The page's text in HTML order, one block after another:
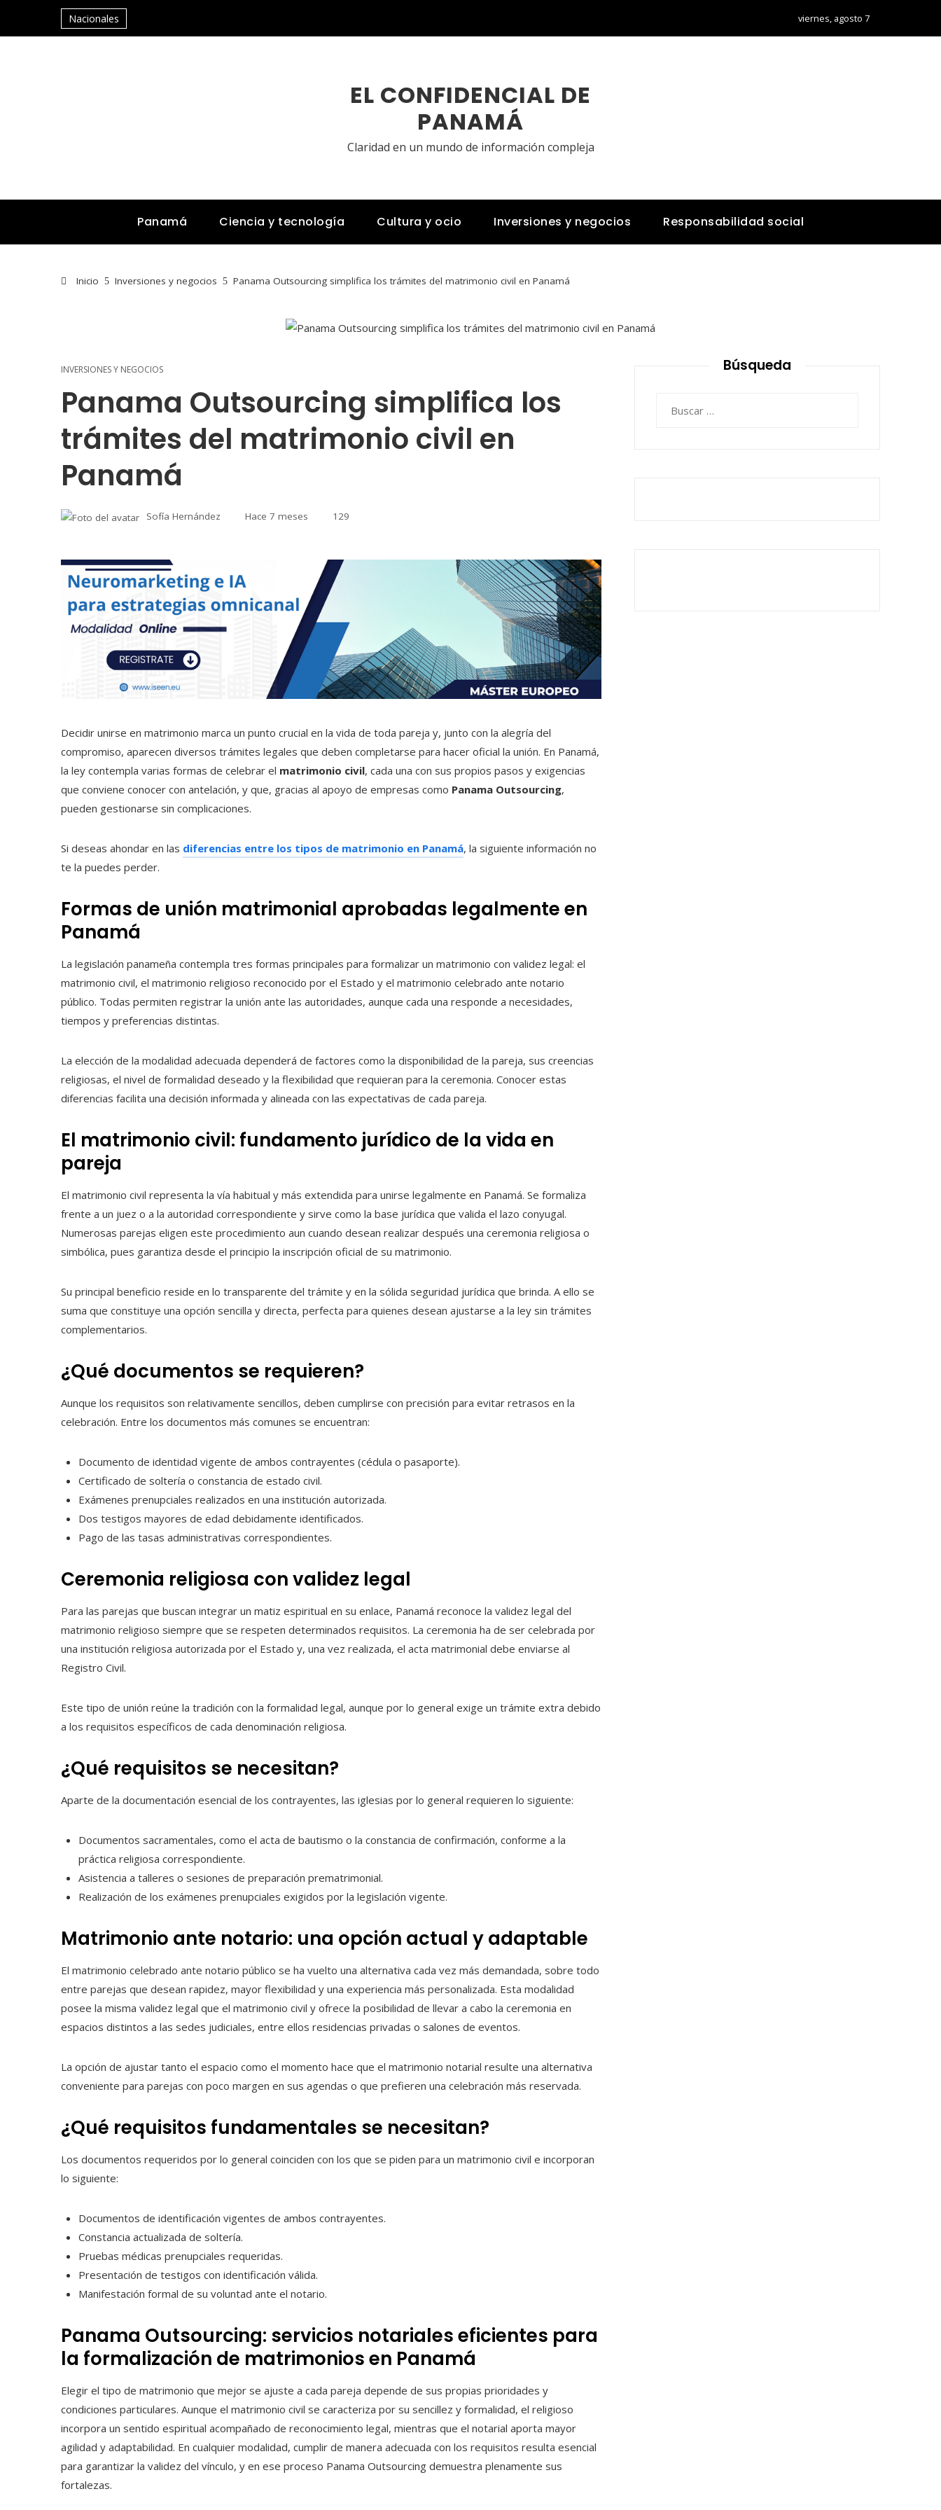
Nacionales viernes, agosto 7
EL CONFIDENCIAL DE
PANAMÁ
Claridad en un mundo de información compleja
Panamá Ciencia y tecnología Cultura y ocio Inversiones y negocios Responsabilidad social
Inicio Inversiones y negocios Panama Outsourcing simplifica los trámites del matrimonio civil en Panamá
INVERSIONES Y NEGOCIOS
Panama Outsourcing simplifica los
trámites del matrimonio civil en
Panamá
Sofía Hernández Hace 7 meses 129
Decidir unirse en matrimonio marca un punto crucial en la vida de toda pareja y, junto con la alegría del
compromiso, aparecen diversos trámites legales que deben completarse para hacer oficial la unión. En Panamá,
la ley contempla varias formas de celebrar el matrimonio civil, cada una con sus propios pasos y exigencias
que conviene conocer con antelación, y que, gracias al apoyo de empresas como Panama Outsourcing,
pueden gestionarse sin complicaciones.
Si deseas ahondar en las diferencias entre los tipos de matrimonio en Panamá, la siguiente información no
te la puedes perder.
Formas de unión matrimonial aprobadas legalmente en
Panamá
La legislación panameña contempla tres formas principales para formalizar un matrimonio con validez legal: el
matrimonio civil, el matrimonio religioso reconocido por el Estado y el matrimonio celebrado ante notario
público. Todas permiten registrar la unión ante las autoridades, aunque cada una responde a necesidades,
tiempos y preferencias distintas.
La elección de la modalidad adecuada dependerá de factores como la disponibilidad de la pareja, sus creencias
religiosas, el nivel de formalidad deseado y la flexibilidad que requieran para la ceremonia. Conocer estas
diferencias facilita una decisión informada y alineada con las expectativas de cada pareja.
El matrimonio civil: fundamento jurídico de la vida en
pareja
El matrimonio civil representa la vía habitual y más extendida para unirse legalmente en Panamá. Se formaliza
frente a un juez o a la autoridad correspondiente y sirve como la base jurídica que valida el lazo conyugal.
Numerosas parejas eligen este procedimiento aun cuando desean realizar después una ceremonia religiosa o
simbólica, pues garantiza desde el principio la inscripción oficial de su matrimonio.
Su principal beneficio reside en lo transparente del trámite y en la sólida seguridad jurídica que brinda. A ello se
suma que constituye una opción sencilla y directa, perfecta para quienes desean ajustarse a la ley sin trámites
complementarios.
¿Qué documentos se requieren?
Aunque los requisitos son relativamente sencillos, deben cumplirse con precisión para evitar retrasos en la
celebración. Entre los documentos más comunes se encuentran:
Documento de identidad vigente de ambos contrayentes (cédula o pasaporte).
Certificado de soltería o constancia de estado civil.
Exámenes prenupciales realizados en una institución autorizada.
Dos testigos mayores de edad debidamente identificados.
Pago de las tasas administrativas correspondientes.
Ceremonia religiosa con validez legal
Para las parejas que buscan integrar un matiz espiritual en su enlace, Panamá reconoce la validez legal del
matrimonio religioso siempre que se respeten determinados requisitos. La ceremonia ha de ser celebrada por
una institución religiosa autorizada por el Estado y, una vez realizada, el acta matrimonial debe enviarse al
Registro Civil.
Este tipo de unión reúne la tradición con la formalidad legal, aunque por lo general exige un trámite extra debido
a los requisitos específicos de cada denominación religiosa.
¿Qué requisitos se necesitan?
Aparte de la documentación esencial de los contrayentes, las iglesias por lo general requieren lo siguiente:
Documentos sacramentales, como el acta de bautismo o la constancia de confirmación, conforme a la
práctica religiosa correspondiente.
Asistencia a talleres o sesiones de preparación prematrimonial.
Realización de los exámenes prenupciales exigidos por la legislación vigente.
Matrimonio ante notario: una opción actual y adaptable
El matrimonio celebrado ante notario público se ha vuelto una alternativa cada vez más demandada, sobre todo
entre parejas que desean rapidez, mayor flexibilidad y una experiencia más personalizada. Esta modalidad
posee la misma validez legal que el matrimonio civil y ofrece la posibilidad de llevar a cabo la ceremonia en
espacios distintos a las sedes judiciales, entre ellos residencias privadas o salones de eventos.
La opción de ajustar tanto el espacio como el momento hace que el matrimonio notarial resulte una alternativa
conveniente para parejas con poco margen en sus agendas o que prefieren una celebración más reservada.
¿Qué requisitos fundamentales se necesitan?
Los documentos requeridos por lo general coinciden con los que se piden para un matrimonio civil e incorporan
lo siguiente:
Documentos de identificación vigentes de ambos contrayentes.
Constancia actualizada de soltería.
Pruebas médicas prenupciales requeridas.
Presentación de testigos con identificación válida.
Manifestación formal de su voluntad ante el notario.
Panama Outsourcing: servicios notariales eficientes para
la formalización de matrimonios en Panamá
Elegir el tipo de matrimonio que mejor se ajuste a cada pareja depende de sus propias prioridades y
condiciones particulares. Aunque el matrimonio civil se caracteriza por su sencillez y formalidad, el religioso
incorpora un sentido espiritual acompañado de reconocimiento legal, mientras que el notarial aporta mayor
agilidad y adaptabilidad. En cualquier modalidad, cumplir de manera adecuada con los requisitos resulta esencial
para garantizar la validez del vínculo, y en ese proceso Panama Outsourcing demuestra plenamente sus
fortalezas.
Búsqueda